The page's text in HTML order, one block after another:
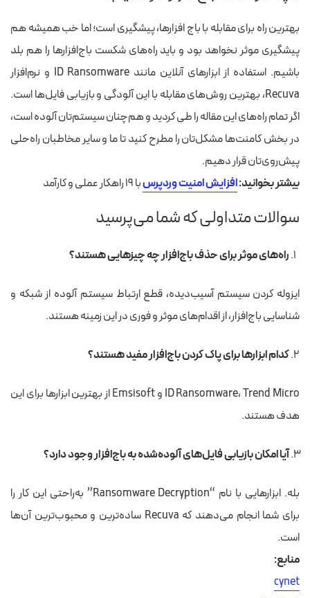
بهترین راه برای مقابله با باج افزارها، پیشگیری است؛ اما خب همیشه هم
پیشگیری موثر نخواهد بود و باید راه‌های شکست باج‌افزارها را هم بلد
باشیم.
استفاده از ابزارهای آنلاین مانند ID Ransomware و نرم‌افزار
Recuva، بهترین روش‌های مقابله با این آلودگی و بازیابی فایل‌ها است.
اگر تمام راه‌های این مقاله را طی کردید و هم‌چنان سیستم‌تان آلوده است،
در بخش کامنت‌ها مشکل‌تان را مطرح کنید تا ما و سایر مخاطبان راه‌حلی
پیش‌روی‌تان قرار دهیم.
بیشتر بخوانید:افزایش امنیت وردپرسبا ۱۹ راهکار عملی و کارآمد
سوالات متداولی که شما می‌پرسید
راه‌های موثر برای حذف باج‌افزار چه چیزهایی هستند؟
ایزوله کردن سیستم آسیب‌دیده، قطع ارتباط سیستم آلوده از شبکه و
شناسایی باج‌افزار، از اقدام‌های موثر و فوری در این زمینه هستند.
کدام ابزارها برای پاک کردن باج‌افزار مفید هستند؟
ID Ransomware، Trend Micro و Emsisoft از بهترین ابزارها برای این
هدف هستند.
آیا امکان بازیابی فایل‌های آلوده‌شده به باج‌افزار وجود دارد؟
بله. ابزارهایی با نام “Ransomware Decryption” به‌راحتی این کار را
برای شما انجام می‌دهند که Recuva ساده‌ترین و محبوب‌ترین آن‌ها
است.
منابع:
cynet